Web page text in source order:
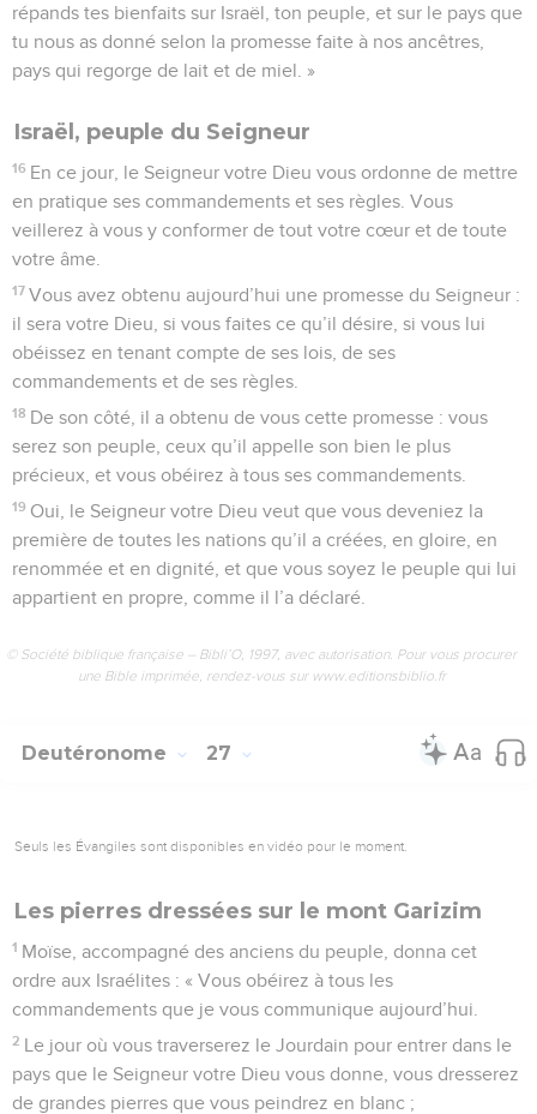
répands tes bienfaits sur Israël, ton peuple, et sur le pays que
tu nous as donné selon la promesse faite à nos ancêtres,
pays qui regorge de lait et de miel. »
Israël, peuple du Seigneur
16 En ce jour, le Seigneur votre Dieu vous ordonne de mettre
en pratique ses commandements et ses règles. Vous
veillerez à vous y conformer de tout votre cœur et de toute
votre âme.
17 Vous avez obtenu aujourd’hui une promesse du Seigneur :
il sera votre Dieu, si vous faites ce qu’il désire, si vous lui
obéissez en tenant compte de ses lois, de ses
commandements et de ses règles.
18 De son côté, il a obtenu de vous cette promesse : vous
serez son peuple, ceux qu’il appelle son bien le plus
précieux, et vous obéirez à tous ses commandements.
19 Oui, le Seigneur votre Dieu veut que vous deveniez la
première de toutes les nations qu’il a créées, en gloire, en
renommée et en dignité, et que vous soyez le peuple qui lui
appartient en propre, comme il l’a déclaré.
© Société biblique française – Bibli’O, 1997, avec autorisation. Pour vous procurer
une Bible imprimée, rendez-vous sur www.editionsbiblio.fr
Deutéronome 27
Seuls les Évangiles sont disponibles en vidéo pour le moment.
Les pierres dressées sur le mont Garizim
1 Moïse, accompagné des anciens du peuple, donna cet
ordre aux Israélites : « Vous obéirez à tous les
commandements que je vous communique aujourd’hui.
2 Le jour où vous traverserez le Jourdain pour entrer dans le
pays que le Seigneur votre Dieu vous donne, vous dresserez
de grandes pierres que vous peindrez en blanc ;